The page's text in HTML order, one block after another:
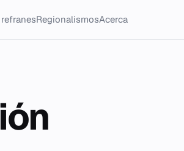
RegionalismosAcerca